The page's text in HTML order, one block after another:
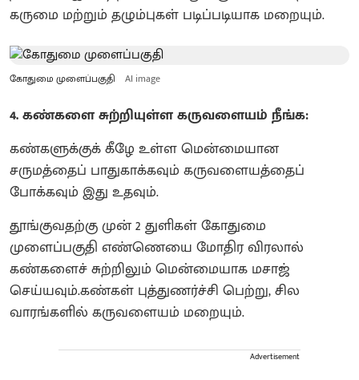
கருமை மற்றும் தழும்புகள் படிப்படியாக மறையும்.
கோதுமை முளைப்பகுதி AI image
4. கண்களை சுற்றியுள்ள கருவளையம் நீங்க:
கண்களுக்குக் கீழே உள்ள மென்மையான
சருமத்தைப் பாதுகாக்கவும் கருவளையத்தைப்
போக்கவும் இது உதவும்.
தூங்குவதற்கு முன் 2 துளிகள் கோதுமை
முளைப்பகுதி எண்ணெயை மோதிர விரலால்
கண்களைச் சுற்றிலும் மென்மையாக மசாஜ்
செய்யவும்.கண்கள் புத்துணர்ச்சி பெற்று, சில
வாரங்களில் கருவளையம் மறையும்.
Advertisement